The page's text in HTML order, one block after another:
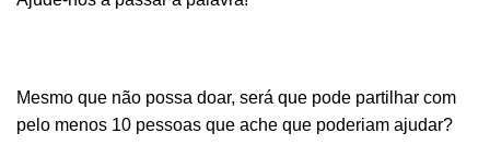
Mesmo que não possa doar, será que pode partilhar com
pelo menos 10 pessoas que ache que poderiam ajudar?